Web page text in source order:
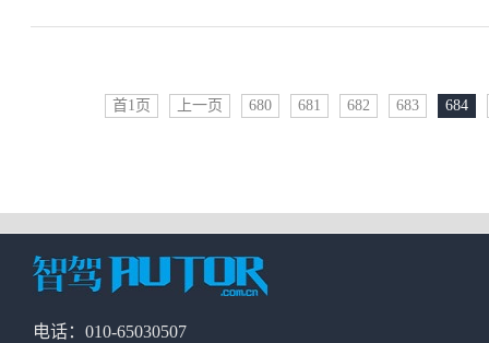
首1页 上一页 680 681 682 683 684
电话：010-65030507